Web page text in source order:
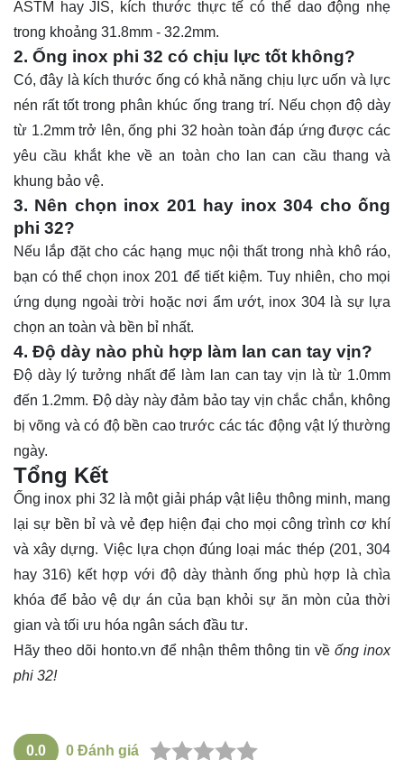
ASTM hayJIS, kích thước thực tế có thể dao động nhẹ
trong khoảng 31.8mm - 32.2mm.
2. Ống inox phi 32 có chịu lực tốt không?
Có, đây là kích thước ống có khả năng chịu lực uốn và lực
nén rất tốt trong phân khúc ống trang trí. Nếu chọn độ dày
từ 1.2mm trở lên, ống phi 32 hoàn toàn đáp ứng được các
yêu cầu khắt khe về an toàn cho lan can cầu thang và
khung bảo vệ.
3. Nên chọn inox 201 hay inox 304 cho ống
phi 32?
Nếu lắp đặt cho các hạng mục nội thất trong nhà khô ráo,
bạn có thể chọn inox 201 để tiết kiệm. Tuy nhiên, cho mọi
ứng dụng ngoài trời hoặc nơi ẩm ướt, inox 304 là sự lựa
chọn an toàn và bền bỉ nhất.
4. Độ dày nào phù hợp làm lan can tay vịn?
Độ dày lý tưởng nhất để làm lan can tay vịn là từ 1.0mm
đến 1.2mm. Độ dày này đảm bảo tay vịn chắc chắn, không
bị võng và có độ bền cao trước các tác động vật lý thường
ngày.
Tổng Kết
Ống inox phi 32 là một giải pháp vật liệu thông minh, mang
lại sự bền bỉ và vẻ đẹp hiện đại cho mọi công trình cơ khí
và xây dựng. Việc lựa chọn đúng loại mác thép (201, 304
hay 316) kết hợp với độ dày thành ống phù hợp là chìa
khóa để bảo vệ dự án của bạn khỏi sự ăn mòn của thời
gian và tối ưu hóa ngân sách đầu tư.
Hãy theo dõi honto.vn để nhận thêm thông tin về ống inox
phi 32!
0.0 0 Đánh giá